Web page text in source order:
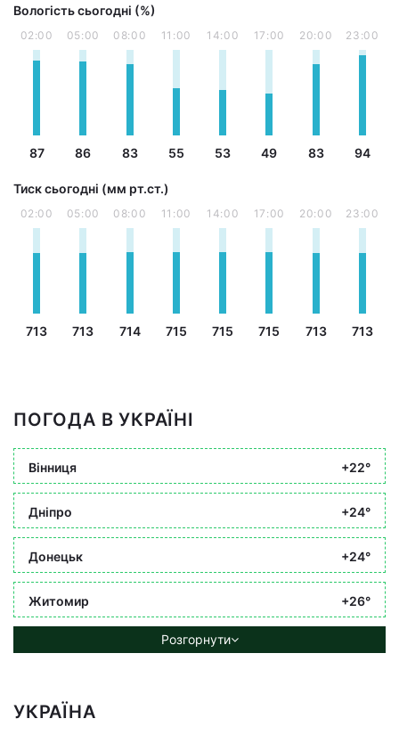
Вологість сьогодні (%)
02:00
87
05:00
86
08:00
83
11:00
55
14:00
53
17:00
49
20:00
83
23:00
94
Тиск сьогодні (мм рт.ст.)
02:00
713
05:00
713
08:00
714
11:00
715
14:00
715
17:00
715
20:00
713
23:00
713
ПОГОДА В УКРАЇНІ
Вінниця +22°
Дніпро +24°
Донецьк +24°
Житомир +26°
Розгорнути
УКРАЇНА